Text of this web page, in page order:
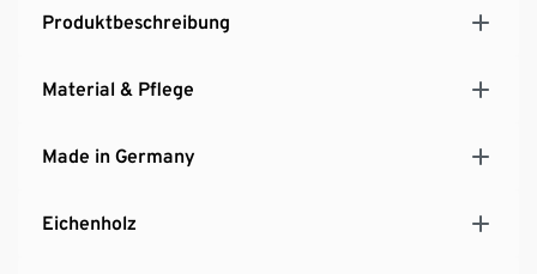
MADE IN GERMANY
Produktbeschreibung
Material & Pflege
Made in Germany
Eichenholz